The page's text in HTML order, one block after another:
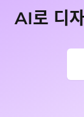
성 및 대상 컨
AI로 디